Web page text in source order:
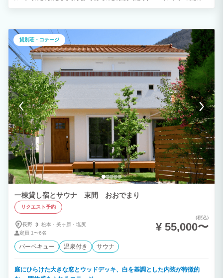
アフリー設計です。 お食事が必要な場合、本館にてお召し上がりいただけます。 プチ
ホテル花南名物 ビーフシチュー！
貸別荘・コテージ
一棟貸し宿とサウナ 束間 おおでまり
リクエスト予約
長野 松本・ 美ヶ原・ 塩尻
定員 1〜6名
(税込)
¥ 55,000〜
バーベキュー 温泉付き サウナ
庭にひらけた大きな窓とウッドデッキ、白を基調とした内装が特徴的